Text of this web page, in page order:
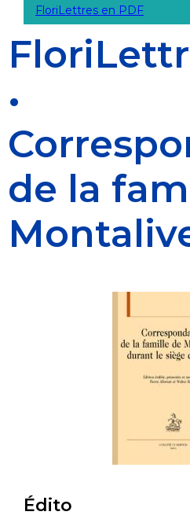
•
de la
Édito
FloriLettres en PDF